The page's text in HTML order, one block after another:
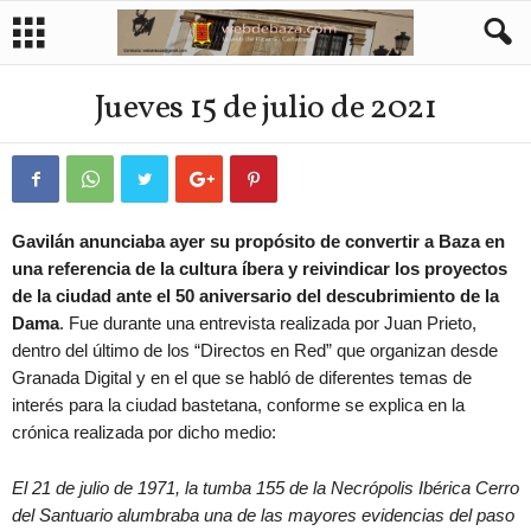
Jueves 15 de julio de 2021
Gavilán anunciaba ayer su propósito de convertir a Baza en
una referencia de la cultura íbera y reivindicar los proyectos
de la ciudad ante el 50 aniversario del descubrimiento de la
Dama. Fue durante una entrevista realizada por Juan Prieto,
dentro del último de los “Directos en Red” que organizan desde
Granada Digital y en el que se habló de diferentes temas de
interés para la ciudad bastetana, conforme se explica en la
crónica realizada por dicho medio:
El 21 de julio de 1971, la tumba 155 de la Necrópolis Ibérica Cerro
del Santuario alumbraba una de las mayores evidencias del paso